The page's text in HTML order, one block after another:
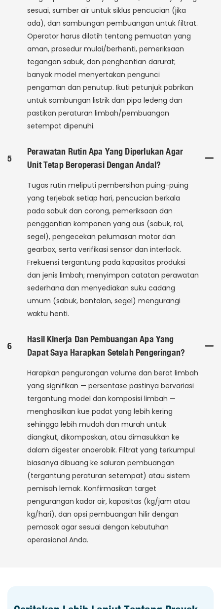
sesuai, sumber air untuk siklus pencucian (jika
ada), dan sambungan pembuangan untuk filtrat.
Operator harus dilatih tentang pemuatan yang
aman, prosedur mulai/berhenti, pemeriksaan
tegangan sabuk, dan penghentian darurat;
banyak model menyertakan pengunci
pengaman dan penutup. Ikuti petunjuk pabrikan
untuk sambungan listrik dan pipa ledeng dan
pastikan peraturan limbah/pembuangan
setempat dipenuhi.
5
Perawatan Rutin Apa Yang Diperlukan Agar
Unit Tetap Beroperasi Dengan Andal?
Tugas rutin meliputi pembersihan puing-puing
yang terjebak setiap hari, pencucian berkala
pada sabuk dan corong, pemeriksaan dan
penggantian komponen yang aus (sabuk, rol,
segel), pengecekan pelumasan motor dan
gearbox, serta verifikasi sensor dan interlock.
Frekuensi tergantung pada kapasitas produksi
dan jenis limbah; menyimpan catatan perawatan
sederhana dan menyediakan suku cadang
umum (sabuk, bantalan, segel) mengurangi
waktu henti.
6
Hasil Kinerja Dan Pembuangan Apa Yang
Dapat Saya Harapkan Setelah Pengeringan?
Harapkan pengurangan volume dan berat limbah
yang signifikan — persentase pastinya bervariasi
tergantung model dan komposisi limbah —
menghasilkan kue padat yang lebih kering
sehingga lebih mudah dan murah untuk
diangkut, dikomposkan, atau dimasukkan ke
dalam digester anaerobik. Filtrat yang terkumpul
biasanya dibuang ke saluran pembuangan
(tergantung peraturan setempat) atau sistem
pemisah lemak. Konfirmasikan target
pengurangan kadar air, kapasitas (kg/jam atau
kg/hari), dan opsi pembuangan hilir dengan
pemasok agar sesuai dengan kebutuhan
operasional Anda.